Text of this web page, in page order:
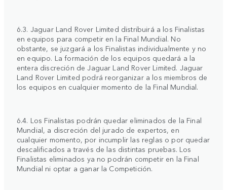
6.3. Jaguar Land Rover Limited distribuirá a los Finalistas
en equipos para competir en la Final Mundial. No
obstante, se juzgará a los Finalistas individualmente y no
en equipo. La formación de los equipos quedará a la
entera discreción de Jaguar Land Rover Limited. Jaguar
Land Rover Limited podrá reorganizar a los miembros de
los equipos en cualquier momento de la Final Mundial.
6.4. Los Finalistas podrán quedar eliminados de la Final
Mundial, a discreción del jurado de expertos, en
cualquier momento, por incumplir las reglas o por quedar
descalificados a través de las distintas pruebas. Los
Finalistas eliminados ya no podrán competir en la Final
Mundial ni optar a ganar la Competición.